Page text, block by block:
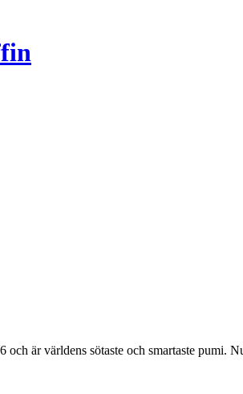
är världens sötaste och smartaste pumi.